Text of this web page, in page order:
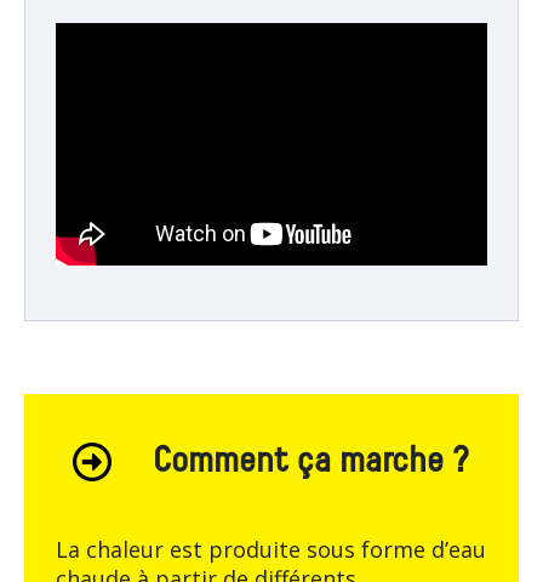
Comment ça marche ?
La chaleur est produite sous forme d’eau